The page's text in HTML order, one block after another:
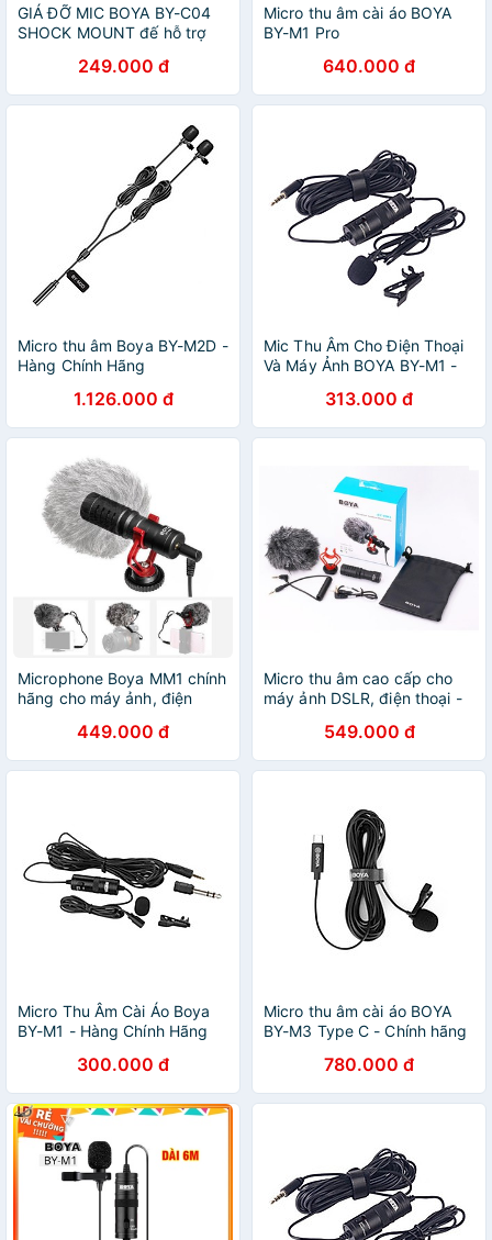
GIÁ ĐỠ MIC BOYA BY-C04
SHOCK MOUNT đế hỗ trợ
249.000 đ
Micro thu âm cài áo BOYA
BY-M1 Pro
640.000 đ
Micro thu âm Boya BY-M2D -
Hàng Chính Hãng
1.126.000 đ
Mic Thu Âm Cho Điện Thoại
Và Máy Ảnh BOYA BY-M1 -
313.000 đ
Microphone Boya MM1 chính
hãng cho máy ảnh, điện
449.000 đ
Micro thu âm cao cấp cho
máy ảnh DSLR, điện thoại -
549.000 đ
Micro Thu Âm Cài Áo Boya
BY-M1 - Hàng Chính Hãng
300.000 đ
Micro thu âm cài áo BOYA
BY-M3 Type C - Chính hãng
780.000 đ